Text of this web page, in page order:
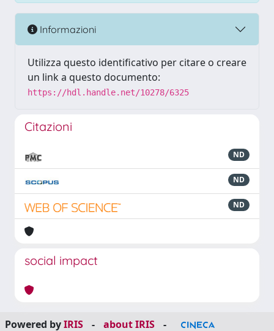
Informazioni
Utilizza questo identificativo per citare o creare
un link a questo documento:
https://hdl.handle.net/10278/6325
Citazioni
ND
ND
ND
social impact
Powered byIRIS - about IRIS -